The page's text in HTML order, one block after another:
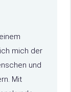
mich der
und
Mit